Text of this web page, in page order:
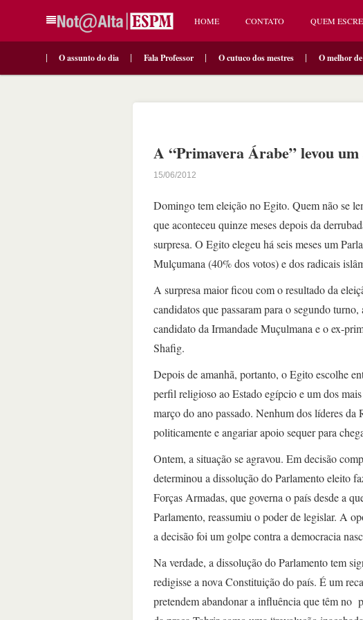
HOME CONTATO QUEM
O assunto do dia Fala Professor O cutuco dos mestres O melhor
A “Primavera Árabe” levou
15/06/2012
Domingo tem eleição no Egito. Quem não se
que aconteceu quinze meses depois da
surpresa. O Egito elegeu há seis meses um
Mulçumana (40% dos votos) e dos radicais
A surpresa maior ficou com o resultado da
candidatos que passaram para o segundo
candidato da Irmandade Muçulmana e o ex-
Shafig.
Depois de amanhã, portanto, o Egito escolhe
perfil religioso ao Estado egípcio e um dos
março do ano passado. Nenhum dos líderes
politicamente e angariar apoio sequer para
Ontem, a situação se agravou. Em decisão
determinou a dissolução do Parlamento eleito
Forças Armadas, que governa o país desde a
Parlamento, reassumiu o poder de legislar. A
a decisão foi um golpe contra a democracia
Na verdade, a dissolução do Parlamento tem
redigisse a nova Constituição do país. É um
pretendem abandonar a influência que têm no